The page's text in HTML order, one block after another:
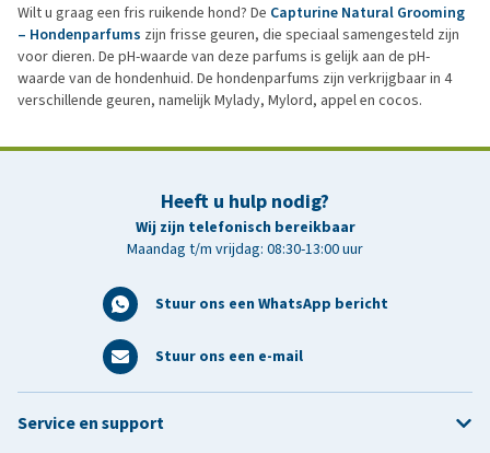
Wilt u graag een fris ruikende hond? De Capturine Natural Grooming
– Hondenparfums zijn frisse geuren, die speciaal samengesteld zijn
voor dieren. De pH-waarde van deze parfums is gelijk aan de pH-
waarde van de hondenhuid. De hondenparfums zijn verkrijgbaar in 4
verschillende geuren, namelijk Mylady, Mylord, appel en cocos.
Heeft u hulp nodig?
Wij zijn telefonisch bereikbaar
Maandag t/m vrijdag: 08:30-13:00 uur
Stuur ons een WhatsApp bericht
Stuur ons een e-mail
Service en support